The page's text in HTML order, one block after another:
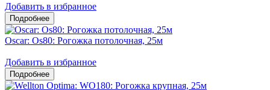
Добавить в избранное
Oscar: Os80: Рогожка потолочная, 25м
Добавить в избранное